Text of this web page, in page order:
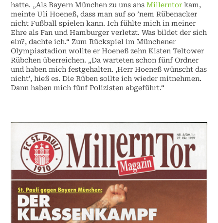
hatte. „Als Bayern München zu uns ansMillerntorkam,
meinte Uli Hoeneß, dass man auf so ’nem Rübenacker
nicht Fußball spielen kann. Ich fühlte mich in meiner
Ehre als Fan und Hamburger verletzt. Was bildet der sich
ein?, dachte ich.“ Zum Rückspiel im Münchener
Olympiastadion wollte er Hoeneß zehn Kisten Teltower
Rübchen überreichen. „Da warteten schon fünf Ordner
und haben mich festgehalten. ,Herr Hoeneß wünscht das
nicht’, hieß es. Die Rüben sollte ich wieder mitnehmen.
Dann haben mich fünf Polizisten abgeführt.“